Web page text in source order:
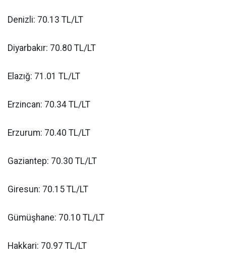
Denizli: 70.13 TL/LT
Diyarbakır: 70.80 TL/LT
Elazığ: 71.01 TL/LT
Erzincan: 70.34 TL/LT
Erzurum: 70.40 TL/LT
Gaziantep: 70.30 TL/LT
Giresun: 70.15 TL/LT
Gümüşhane: 70.10 TL/LT
Hakkari: 70.97 TL/LT